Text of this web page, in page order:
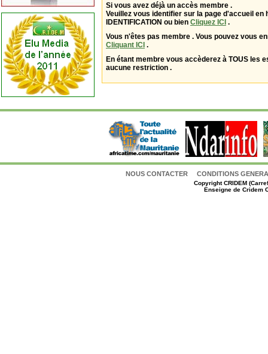
Si vous avez déjà un accès membre .
Veuillez vous identifier sur la page d'accueil en
IDENTIFICATION ou bien Cliquez ICI .
Vous n'êtes pas membre . Vous pouvez vous
Cliquant ICI .
En étant membre vous accèderez à TOUS les
aucune restriction .
NOUS CONTACTER CONDITIONS
CopyrightCRIDEM
Enseigne de Cridem